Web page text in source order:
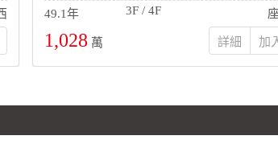
49.1年
3F / 4F
1,028 萬 詳細